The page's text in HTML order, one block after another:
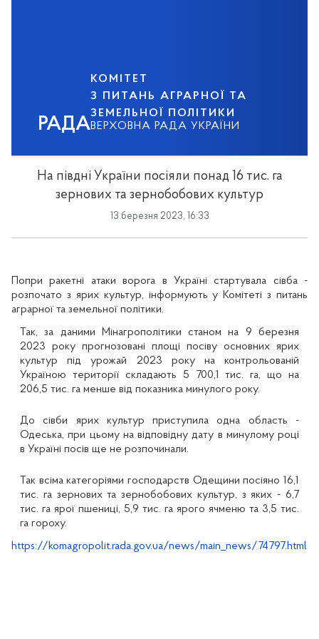
РАДА
КОМІТЕТ
З ПИТАНЬ АГРАРНОЇ ТА
ЗЕМЕЛЬНОЇ ПОЛІТИКИ
ВЕРХОВНА РАДА УКРАЇНИ
На півдні України посіяли понад 16 тис. га
зернових та зернобобових культур
13 березня 2023, 16:33
Попри ракетні атаки ворога в Україні стартувала сівба -
розпочато з ярих культур, інформують у Комітеті з питань
аграрної та земельної політики.
Так, за даними Мінагрополітики станом на 9 березня
2023 року прогнозовані площі посіву основних ярих
культур під урожай 2023 року на контрольованій
Україною території складають 5 700,1 тис. га, що на
206,5 тис. га менше від показника минулого року.
До сівби ярих культур приступила одна область -
Одеська, при цьому на відповідну дату в минулому році
в Україні посів ще не розпочинали.
Так всіма категоріями господарств Одещини посіяно 16,1
тис. га зернових та зернобобових культур, з яких - 6,7
тис. га ярої пшениці, 5,9 тис. га ярого ячменю та 3,5 тис.
га гороху.
https://komagropolit.rada.gov.ua/news/main_news/74797.html